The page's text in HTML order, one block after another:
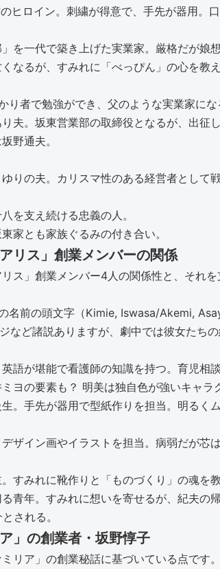
のヒロイン。刺繍が得意で、手先が器用。
を一代で築き上げた実業家。厳格だが娘
なるが、すみれに「べっぴん」の心を
り者で勉強ができ、父のような実業家に
り夫。坂東営業部の取締役となるが、出
野通夫。
りの夫。カリスマ性のある経営者とし
を支え続ける忠義の人。
家とも家族ぐるみの付き合い。
リス」創業メンバーの関係
ス」創業メンバー4人の関係性と、それを
名前の頭文字（Kimie, Iswasa/Akemi,
ど諸説ありますが、劇中では彼女たちの
語が堪能で看護師の知識を持つ。育児
ヨの要素も？ 明美は独自色が強いキャ
生。手先が器用で型紙作りを担当。明る
ザイン画やイラストを担当。病弱だが芯
すみれに靴作りと「ものづくり」の魂を
青年。すみれに想いを寄せるが、紀夫
される。
」の創業者・坂野惇子
リア」の創業秘話に基づいている点です。